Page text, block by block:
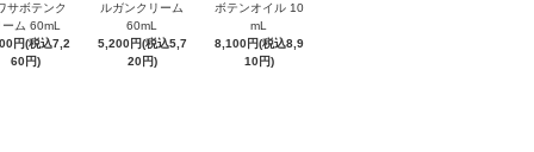
サボテンク
ーム 60mL
円(税込7,2
60円)
ルガンクリーム
60mL
5,200円(税込5,7
20円)
ボテンオイル 10
mL
8,100円(税込8,9
10円)